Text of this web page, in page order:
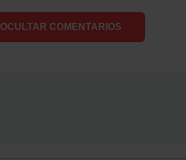
OCULTAR COMENTARIOS